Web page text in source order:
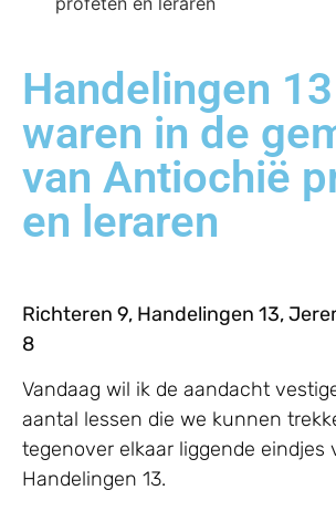
Handelingen
waren in de
van Antiochië
en leraren
Richteren 9, Handelingen 13,
8
Vandaag wil ik de aandacht
aantal lessen die we kunnen
tegenover elkaar liggende eindjes
Handelingen 13.